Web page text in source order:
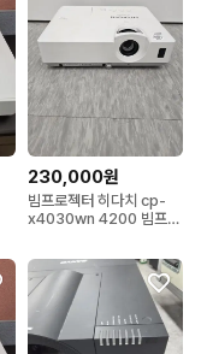
230,000원
빔프로젝터 히다치 cp-
x4030wn 4200 빔프로